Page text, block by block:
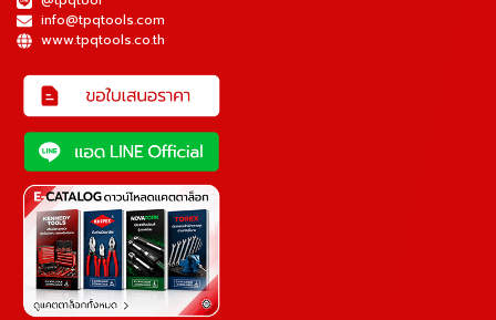
info@tpqtools.com
www.tpqtools.co.th